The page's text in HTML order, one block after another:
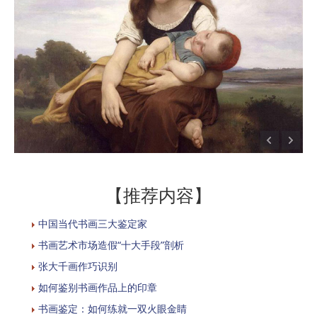
【推荐内容】
中国当代书画三大鉴定家
书画艺术市场造假“十大手段”剖析
张大千画作巧识别
如何鉴别书画作品上的印章
书画鉴定：如何练就一双火眼金睛